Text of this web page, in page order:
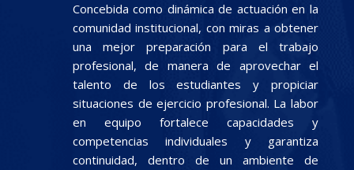
Concebida como dinámica de actuación en la
comunidad institucional, con miras a obtener
una mejor preparación para el trabajo
profesional, de manera de aprovechar el
talento de los estudiantes y propiciar
situaciones de ejercicio profesional. La labor
en equipo fortalece capacidades y
competencias individuales y garantiza
continuidad, dentro de un ambiente de